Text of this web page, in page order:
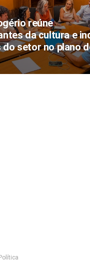
reúne
da cultura e
do setor no plano
Política